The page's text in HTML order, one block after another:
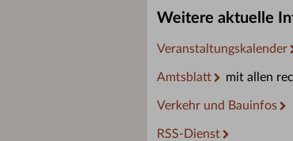
Weitere aktuelle
Veranstaltungskalender
Amtsblatt mit allen
Verkehr und Bauinfos
RSS-Dienst